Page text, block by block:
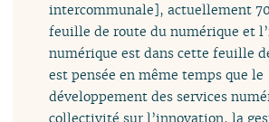
intercommunale], actuellement
feuille de route du numérique et
numérique est dans cette feuille
est pensée en même temps que le
développement des services
collectivité sur l’innovation, la